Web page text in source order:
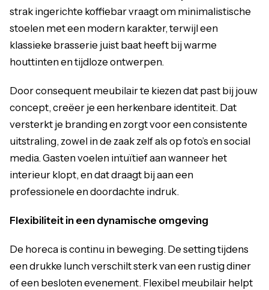
strak ingerichte koffiebar vraagt om minimalistische
stoelen met een modern karakter, terwijl een
klassieke brasserie juist baat heeft bij warme
houttinten en tijdloze ontwerpen.
Door consequent meubilair te kiezen dat past bij jouw
concept, creëer je een herkenbare identiteit. Dat
versterkt je branding en zorgt voor een consistente
uitstraling, zowel in de zaak zelf als op foto’s en social
media. Gasten voelen intuïtief aan wanneer het
interieur klopt, en dat draagt bij aan een
professionele en doordachte indruk.
Flexibiliteit in een dynamische omgeving
De horeca is continu in beweging. De setting tijdens
een drukke lunch verschilt sterk van een rustig diner
of een besloten evenement. Flexibel meubilair helpt